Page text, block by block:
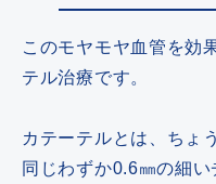
このモヤモヤ血管を効
テル治療です。
カテーテルとは、ちょ
同じわずか0.6㎜の細